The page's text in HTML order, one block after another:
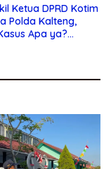
Ketua DPRD Kotim
Polda Kalteng,
Apa ya?…